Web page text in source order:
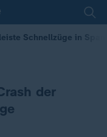
Schnellzüge in
der